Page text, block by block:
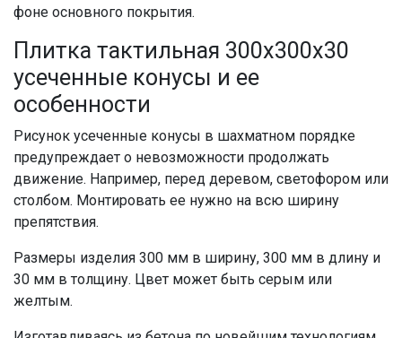
фоне основного покрытия.
Плитка тактильная 300х300х30
усеченные конусы и ее
особенности
Рисунок усеченные конусы в шахматном порядке
предупреждает о невозможности продолжать
движение. Например, перед деревом, светофором или
столбом. Монтировать ее нужно на всю ширину
препятствия.
Размеры изделия 300 мм в ширину, 300 мм в длину и
30 мм в толщину. Цвет может быть серым или
желтым.